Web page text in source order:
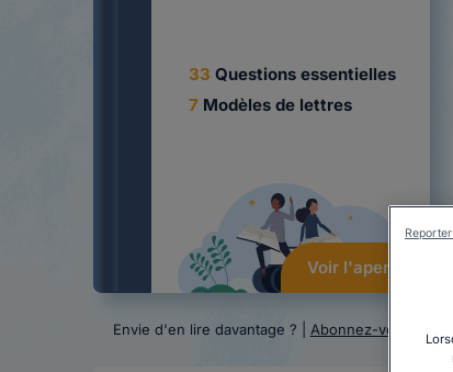
33 Questions essentielles
7 Modèles de lettres
Voir l'aperçu
Envie d'en lire davantage ? | Abonnez-vous